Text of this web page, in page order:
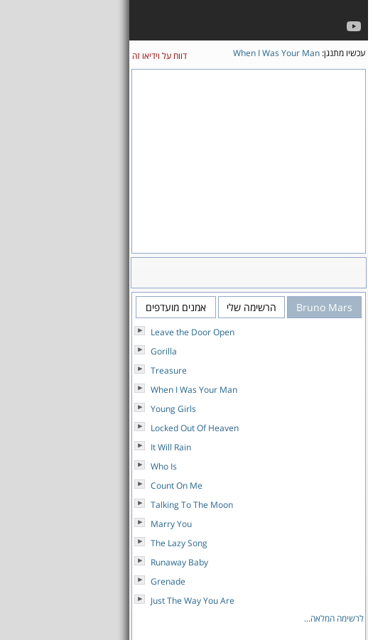
עכשיו מתנגן: When I Was Your Man דווח על וידיאו זה
Bruno Mars הרשימה שלי אמנים מועדפים
Leave the Door Open
Gorilla
Treasure
When I Was Your Man
Young Girls
Locked Out Of Heaven
It Will Rain
Who Is
Count On Me
Talking To The Moon
Marry You
The Lazy Song
Runaway Baby
Grenade
Just The Way You Are
לרשימה המלאה...